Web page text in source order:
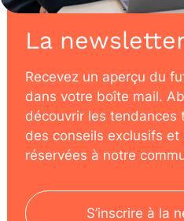
La
Recevez un aperçu du
dans votre boîte mail.
découvrir les tendances
des conseils exclusifs et
réservées à notre
S’inscrire à la